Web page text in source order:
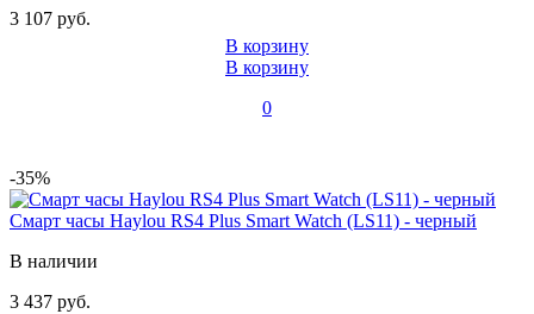
3 107 руб.
В корзину
В корзину
0
-35%
Смарт часы Haylou RS4 Plus Smart Watch (LS11) - черный
В наличии
3 437 руб.